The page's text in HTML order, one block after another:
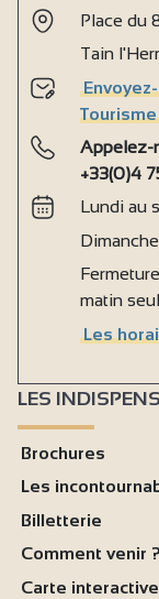
Place du
Tain
Tourisme
Appelez-
+33(0)4
Lundi au
matin
Les
LES
Brochures
Les
Billetterie
Comment venir ?
Carte interactive